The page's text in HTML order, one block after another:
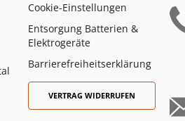
Cookie-Einstellungen
Entsorgung Batterien &
Elektrogeräte
Barrierefreiheitserklärung
VERTRAG WIDERRUFEN